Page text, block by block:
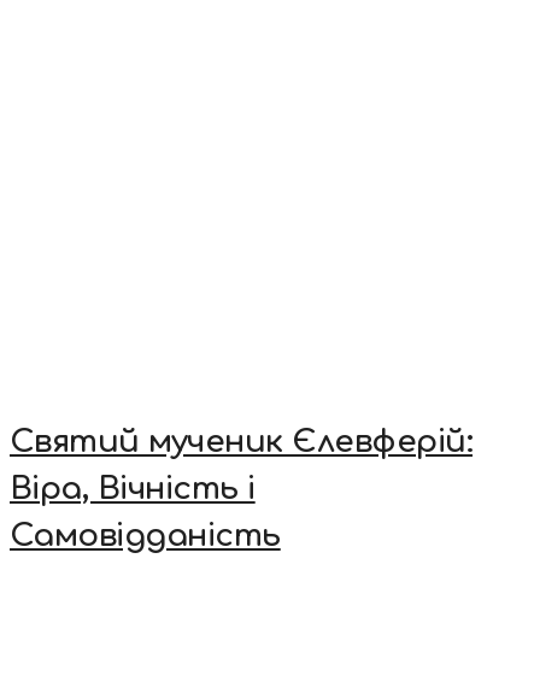
Святий мученик Єлевферій:
Віра, Вічність і
Самовідданість